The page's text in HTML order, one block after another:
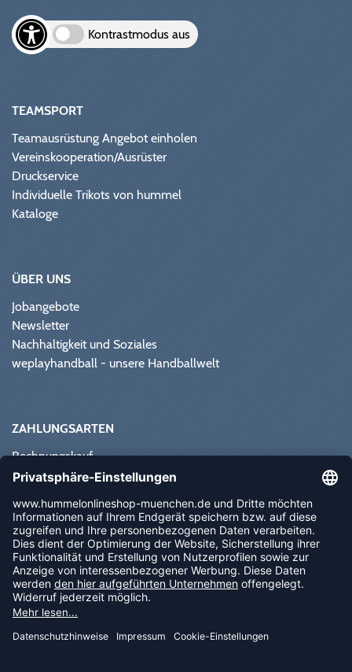
Kontrastmodus aus
TEAMSPORT
Teamausrüstung Angebot einholen
Vereinskooperation/Ausrüster
Druckservice
Individuelle Trikots von hummel
Kataloge
ÜBER UNS
Jobangebote
Newsletter
Nachhaltigkeit und Soziales
weplayhandball - unsere Handballwelt
ZAHLUNGSARTEN
Rechnungskauf
Paypal
Vorkasse
Sofortüberweisung
NEWSLETTER